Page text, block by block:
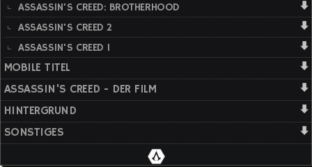
ASSASSIN'S CREED: BROTHERHOOD
ASSASSIN'S CREED 2
ASSASSIN'S CREED 1
MOBILE TITEL
ASSASSIN'S CREED - DER FILM
HINTERGRUND
SONSTIGES